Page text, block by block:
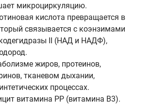
микроциркуляцию.
кислота превращается в
связывается с коэнзимами
II (НАД и НАДФ),
жиров, протеинов,
тканевом дыхании,
процессах.
витамина РР (витамина В3).